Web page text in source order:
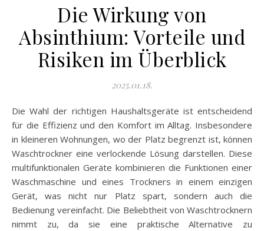
Die Wirkung von
Absinthium: Vorteile und
Risiken im Überblick
2025.01.18.
Die Wahl der richtigen Haushaltsgeräte ist entscheidend
für die Effizienz und den Komfort im Alltag. Insbesondere
in kleineren Wohnungen, wo der Platz begrenzt ist, können
Waschtrockner eine verlockende Lösung darstellen. Diese
multifunktionalen Geräte kombinieren die Funktionen einer
Waschmaschine und eines Trockners in einem einzigen
Gerät, was nicht nur Platz spart, sondern auch die
Bedienung vereinfacht. Die Beliebtheit von Waschtrocknern
nimmt zu, da sie eine praktische Alternative zu